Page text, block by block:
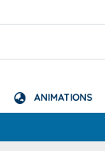
ANIMATIONS